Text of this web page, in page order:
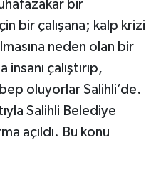
bir
bir çalışana; kalp krizi
neden olan bir
çalıştırıp,
oluyorlar Salihli’de.
Salihli Belediye
açıldı. Bu konu